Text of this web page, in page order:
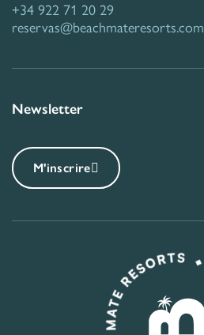
+34 922 71 20 29
reservas@beachmateresorts.com
Newsletter
M'inscrire